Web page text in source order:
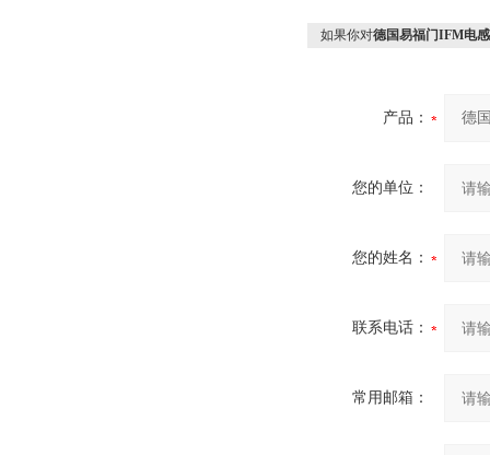
如果你对德国易福门IFM电
产品：
您的单位：
您的姓名：
联系电话：
常用邮箱：